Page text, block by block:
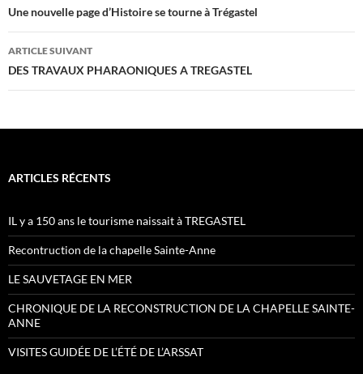
des
articles
Une nouvelle page d’Histoire se tourne à Trégastel
ARTICLE SUIVANT
DES TRAVAUX PHARAONIQUES A TREGASTEL
ARTICLES RÉCENTS
IL y a 150 ans le tourisme naissait à TREGASTEL
Recontruction de la chapelle Sainte-Anne
LE SAUVETAGE EN MER
CHRONIQUE DE LA RECONSTRUCTION DE LA CHAPELLE SAINTE-
ANNE
VISITES GUIDÉE DE L’ÉTÉ DE L’ARSSAT